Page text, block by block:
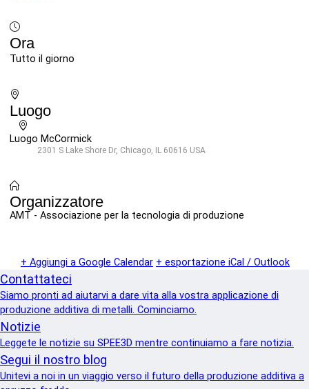
Ora
Tutto il giorno
Luogo
Luogo McCormick
2301 S Lake Shore Dr, Chicago, IL 60616 USA
Organizzatore
AMT - Associazione per la tecnologia di produzione
+ Aggiungi a Google Calendar + esportazione iCal / Outlook
Contattateci
Siamo pronti ad aiutarvi a dare vita alla vostra applicazione di
produzione additiva di metalli. Cominciamo.
Notizie
Leggete le notizie su SPEE3D mentre continuiamo a fare notizia.
Segui il nostro blog
Unitevi a noi in un viaggio verso il futuro della produzione additiva a